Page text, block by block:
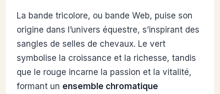
La bande tricolore, ou bande Web, puise son
origine dans l’univers équestre, s’inspirant des
sangles de selles de chevaux. Le vert
symbolise la croissance et la richesse, tandis
que le rouge incarne la passion et la vitalité,
formant un ensemble chromatique